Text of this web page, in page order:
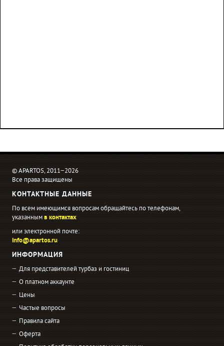
© APARTOS, 2011−2026
Все права защищены
КОНТАКТНЫЕ ДАННЫЕ
По всем имеющимся вопросам обращайтесь по телефонам,
указаннымв контактах
или электронной почте:
info@apartos.ru
ИНФОРМАЦИЯ
Для представителей турбаз и гостиниц
О платном аккаунте
Цены
Частые вопросы
Правила сайта
Оферта